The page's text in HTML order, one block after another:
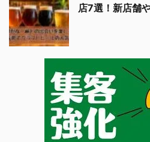
店7選！新店舗